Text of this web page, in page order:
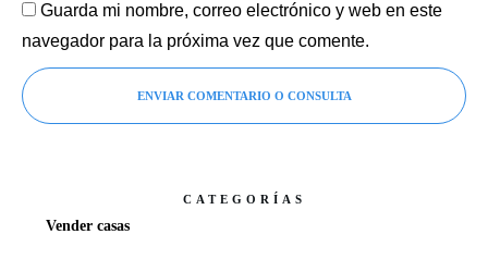
Guarda mi nombre, correo electrónico y web en este
navegador para la próxima vez que comente.
ENVIAR COMENTARIO O CONSULTA
CATEGORÍAS
Vender casas